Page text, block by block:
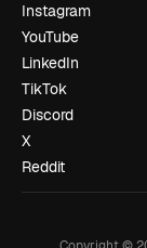
Instagram
YouTube
LinkedIn
TikTok
Discord
X
Reddit